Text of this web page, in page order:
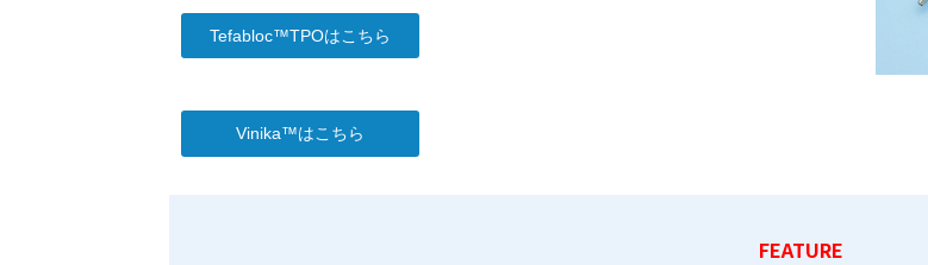
Tefabloc™TPOはこちら
Vinika™はこちら
FEATURE